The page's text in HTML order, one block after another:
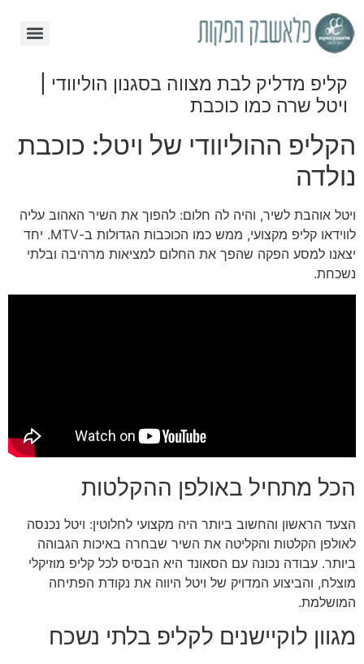
קליפ מדליק לבת מצווה בסגנון הוליוודי |
ויטל שרה כמו כוכבת
הקליפ ההוליוודי של ויטל: כוכבת
נולדה
ויטל אוהבת לשיר, והיה לה חלום: להפוך את השיר האהוב עליה
לווידאו קליפ מקצועי, ממש כמו הכוכבות הגדולות ב-MTV. יחד
יצאנו למסע הפקה שהפך את החלום למציאות מרהיבה ובלתי
נשכחת.
הכל מתחיל באולפן ההקלטות
הצעד הראשון והחשוב ביותר היה מקצועי לחלוטין: ויטל נכנסה
לאולפן הקלטות והקליטה את השיר שבחרה באיכות הגבוהה
ביותר. עבודה נכונה עם הסאונד היא הבסיס לכל קליפ מוזיקלי
מוצלח, והביצוע המדויק של ויטל היווה את נקודת הפתיחה
המושלמת.
מגוון לוקיישנים לקליפ בלתי נשכח